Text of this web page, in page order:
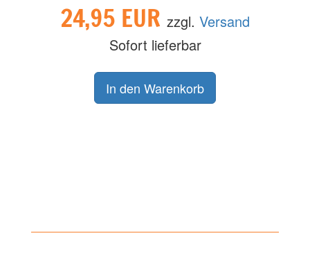
24,95 EUR zzgl. Versand
Sofort lieferbar